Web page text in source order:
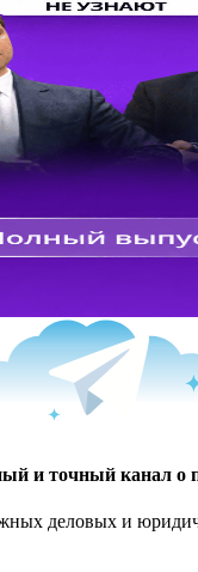
и точный канал о
деловых и